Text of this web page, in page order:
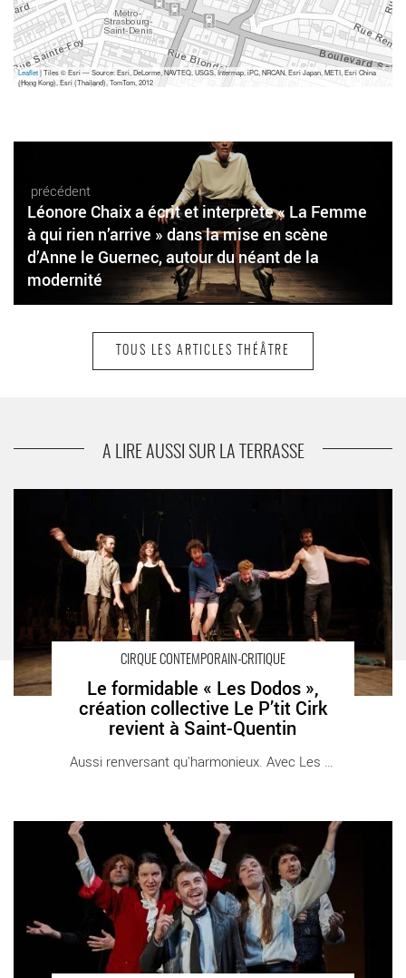
Leaflet| Tiles © Esri — Source: Esri, DeLorme, NAVTEQ, USGS, Intermap, iPC, NRCAN, Esri Japan, METI, Esri China
(Hong Kong), Esri (Thailand), TomTom, 2012
précédent
Léonore Chaix a écrit et interprète « La Femme
à qui rien n’arrive » dans la mise en scène
d’Anne le Guernec, autour du néant de la
modernité
» d’après Emile Zola revisité par Anne Barbot
TOUS LES ARTICLES THÉÂTRE
A LIRE AUSSI SUR LA TERRASSE
CIRQUE CONTEMPORAIN-CRITIQUE
Le formidable « Les Dodos »,
création collective Le P’tit Cirk
revient à Saint-Quentin
Aussi renversant qu'harmonieux. Avec Les [...]
revient à Saint-Quentin - Critique sortie Théâtre Saint-Quentin-
en-Yvelines Ile de Loisirs de Saint Quentin
Paul Platel et le Théâtre des Évadés créent « Splendeurs et
misères » d’après la comédie humaine de Balzac : une fresque
emmenée par des comédiens talentueux - Critique sortie
Théâtre Paris Théâtre de l’Epée de Bois